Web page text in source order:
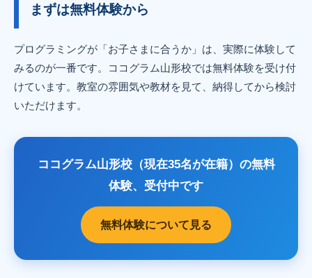
まずは無料体験から
プログラミングが「お子さまに合うか」は、実際に体験して
みるのが一番です。ココグラム山形校では無料体験を受け付
けています。教室の雰囲気や教材を見て、納得してから検討
いただけます。
ココグラム山形校（現在35名が在籍）の無料
体験、受付中です
無料体験について見る